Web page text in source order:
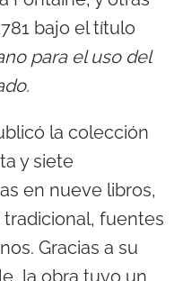
bajo el título
para el uso del
la colección
y siete
en nueve libros,
fuentes
Gracias a su
la obra tuvo un